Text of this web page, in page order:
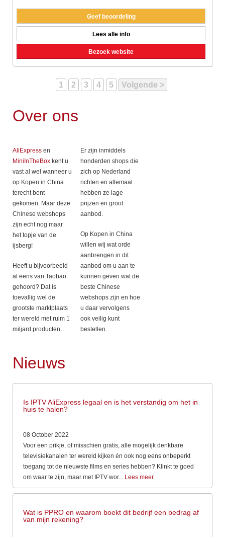
Geef beoordeling
Lees alle info
Bezoek website
1 2 3 4 5 Volgende
Over ons
AliExpress en
MiniInTheBox kent u
vast al wel wanneer u
op Kopen in China
terecht bent
gekomen. Maar deze
Chinese webshops
zijn echt nog maar
het topje van de
ijsberg!
Heeft u bijvoorbeeld
al eens van Taobao
gehoord? Dat is
toevallig wel de
grootste marktplaats
ter wereld met ruim 1
miljard producten…
Er zijn inmiddels
honderden shops die
zich op Nederland
richten en allemaal
hebben ze lage
prijzen en groot
aanbod.
Op Kopen in China
willen wij wat orde
aanbrengen in dit
aanbod om u aan te
kunnen geven wat de
beste Chinese
webshops zijn en hoe
u daar vervolgens
ook veilig kunt
bestellen.
Nieuws
Is IPTV AliExpress legaal en is het verstandig om het in
huis te halen?
08 October 2022
Voor een prikje, of misschien gratis, alle mogelijk denkbare
televisiekanalen ter wereld kijken én ook nog eens onbeperkt
toegang tot de nieuwste films en series hebben? Klinkt te goed
om waar te zijn, maar met IPTV wor... Lees meer
Wat is PPRO en waarom boekt dit bedrijf een bedrag af
van mijn rekening?